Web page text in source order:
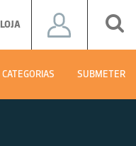
LOJA
CATEGORIAS SUBMETER